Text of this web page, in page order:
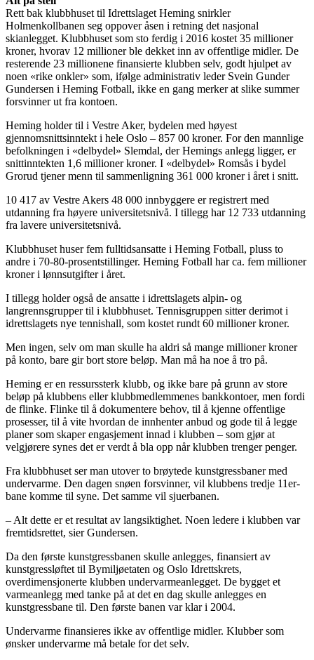
Rett bak klubbhuset til Idrettslaget Heming snirkler
Holmenkollbanen seg oppover åsen i retning det nasjonal
skianlegget. Klubbhuset som sto ferdig i 2016 kostet 35 millioner
kroner, hvorav 12 millioner ble dekket inn av offentlige midler. De
resterende 23 millionene finansierte klubben selv, godt hjulpet av
noen «rike onkler» som, ifølge administrativ leder Svein Gunder
Gundersen i Heming Fotball, ikke en gang merker at slike summer
forsvinner ut fra kontoen.
Heming holder til i Vestre Aker, bydelen med høyest
gjennomsnittsinntekt i hele Oslo – 857 00 kroner. For den mannlige
befolkningen i «delbydel» Slemdal, der Hemings anlegg ligger, er
snittinntekten 1,6 millioner kroner. I «delbydel» Romsås i bydel
Grorud tjener menn til sammenligning 361 000 kroner i året i snitt.
10 417 av Vestre Akers 48 000 innbyggere er registrert med
utdanning fra høyere universitetsnivå. I tillegg har 12 733 utdanning
fra lavere universitetsnivå.
Klubbhuset huser fem fulltidsansatte i Heming Fotball, pluss to
andre i 70-80-prosentstillinger. Heming Fotball har ca. fem millioner
kroner i lønnsutgifter i året.
I tillegg holder også de ansatte i idrettslagets alpin- og
langrennsgrupper til i klubbhuset. Tennisgruppen sitter derimot i
idrettslagets nye tennishall, som kostet rundt 60 millioner kroner.
Men ingen, selv om man skulle ha aldri så mange millioner kroner
på konto, bare gir bort store beløp. Man må ha noe å tro på.
Heming er en ressurssterk klubb, og ikke bare på grunn av store
beløp på klubbens eller klubbmedlemmenes bankkontoer, men fordi
de flinke. Flinke til å dokumentere behov, til å kjenne offentlige
prosesser, til å vite hvordan de innhenter anbud og gode til å legge
planer som skaper engasjement innad i klubben – som gjør at
velgjørere synes det er verdt å bla opp når klubben trenger penger.
Fra klubbhuset ser man utover to brøytede kunstgressbaner med
undervarme. Den dagen snøen forsvinner, vil klubbens tredje 11er-
bane komme til syne. Det samme vil sjuerbanen.
– Alt dette er et resultat av langsiktighet. Noen ledere i klubben var
fremtidsrettet, sier Gundersen.
Da den første kunstgressbanen skulle anlegges, finansiert av
kunstgressløftet til Bymiljøetaten og Oslo Idrettskrets,
overdimensjonerte klubben undervarmeanlegget. De bygget et
varmeanlegg med tanke på at det en dag skulle anlegges en
kunstgressbane til. Den første banen var klar i 2004.
Undervarme finansieres ikke av offentlige midler. Klubber som
ønsker undervarme må betale for det selv.